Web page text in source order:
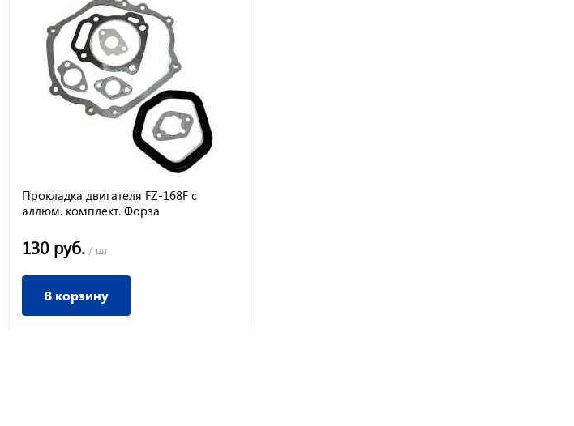
Прокладка двигателя FZ-168F с
аллюм. комплект. Форза
130 руб. / шт
В корзину